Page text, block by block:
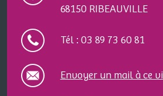
68150 RIBEAUVILLE
Tél : 03 89 73 60 81
Envoyer un mail à ce